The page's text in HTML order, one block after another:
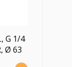
G 1/4
Ø 63